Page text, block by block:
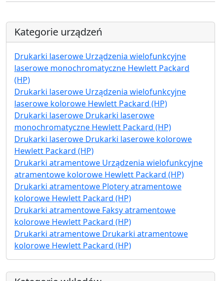
Kategorie urządzeń
Drukarki laserowe Urządzenia wielofunkcyjne
laserowe monochromatyczne Hewlett Packard
(HP)
Drukarki laserowe Urządzenia wielofunkcyjne
laserowe kolorowe Hewlett Packard (HP)
Drukarki laserowe Drukarki laserowe
monochromatyczne Hewlett Packard (HP)
Drukarki laserowe Drukarki laserowe kolorowe
Hewlett Packard (HP)
Drukarki atramentowe Urządzenia wielofunkcyjne
atramentowe kolorowe Hewlett Packard (HP)
Drukarki atramentowe Plotery atramentowe
kolorowe Hewlett Packard (HP)
Drukarki atramentowe Faksy atramentowe
kolorowe Hewlett Packard (HP)
Drukarki atramentowe Drukarki atramentowe
kolorowe Hewlett Packard (HP)